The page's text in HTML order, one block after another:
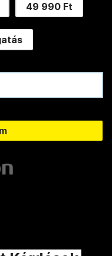
49 990 Ft